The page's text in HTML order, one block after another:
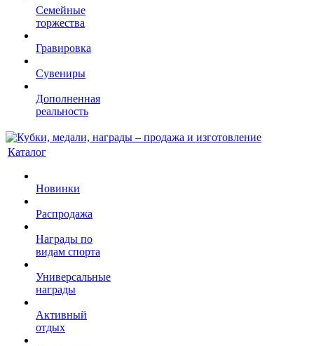
Семейные
торжества
Гравировка
Сувениры
Дополненная
реальность
Каталог
Новинки
Распродажа
Награды по
видам спорта
Универсальные
награды
Активный
отдых